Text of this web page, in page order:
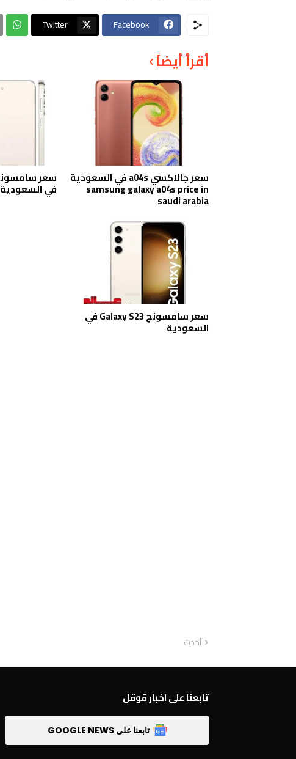
Facebook
Twitter
أقرأ أيضاً
سعر جالاكسي a04s في السعودية
samsung galaxy a04s price in
saudi arabia
في السعودية
سعر سامسونج Galaxy S23 في
السعودية
أحدث
تابعنا على اخبار قوقل
تابعنا على GOOGLE NEWS